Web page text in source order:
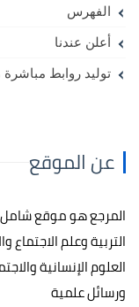
الفهرس
أعلن عندنا
توليد روابط
عن الموقع
المرجع هو موقع
التربية وعلم
العلوم الإنسانية
ورسائل علمية